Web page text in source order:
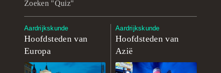
Zoeken "Quiz"
Aardrijkskunde
Hoofdsteden van
Europa
Aardrijkskunde
Hoofdsteden van
Azië